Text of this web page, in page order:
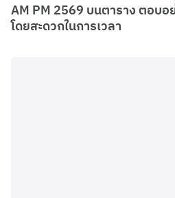
AM PM 2569 บนตาราง ตอบอ
โดยสะดวกในการเวลา